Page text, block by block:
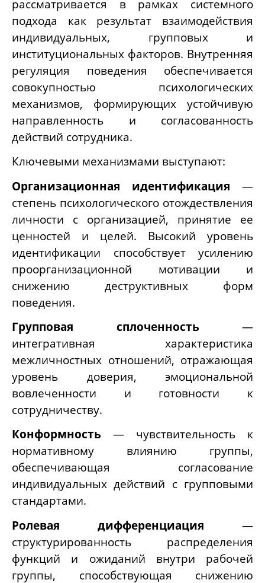
рассматривается в рамках системного
подхода как результат взаимодействия
индивидуальных, групповых и
институциональных факторов. Внутренняя
регуляция поведения обеспечивается
совокупностью психологических
механизмов, формирующих устойчивую
направленность и согласованность
действий сотрудника.
Ключевыми механизмами выступают:
Организационная идентификация —
степень психологического отождествления
личности с организацией, принятие ее
ценностей и целей. Высокий уровень
идентификации способствует усилению
проорганизационной мотивации и
снижению деструктивных форм
поведения.
Групповая сплоченность —
интегративная характеристика
межличностных отношений, отражающая
уровень доверия, эмоциональной
вовлеченности и готовности к
сотрудничеству.
Конформность — чувствительность к
нормативному влиянию группы,
обеспечивающая согласование
индивидуальных действий с групповыми
стандартами.
Ролевая дифференциация —
структурированность распределения
функций и ожиданий внутри рабочей
группы, способствующая снижению